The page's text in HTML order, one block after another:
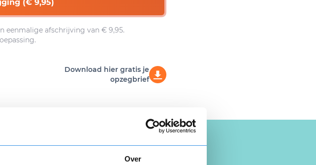
Over
(€ 9,95)
eenmalige afschrijving van € 9,95.
Download hier gratis je
opzegbrief